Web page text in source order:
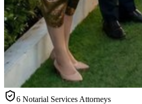
6 Notarial Services Attorneys